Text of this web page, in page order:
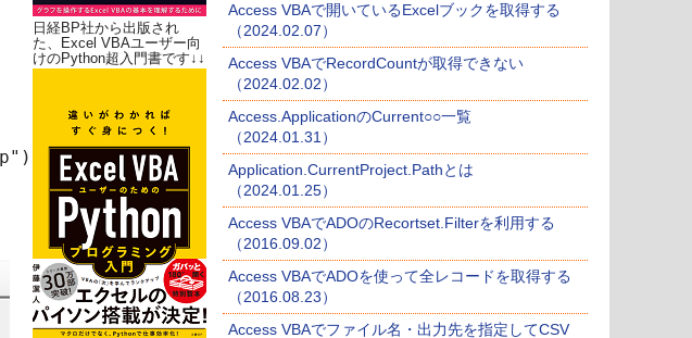
日経BP社から出版され
た、Excel VBAユーザー向
けのPython超入門書です↓↓
Access VBAで開いているExcelブックを取得する
（2024.02.07）
Access VBAでRecordCountが取得できない
（2024.02.02）
Access.ApplicationのCurrent○○一覧
（2024.01.31）
Application.CurrentProject.Pathとは
（2024.01.25）
Access VBAでADOのRecortset.Filterを利用する
（2016.09.02）
Access VBAでADOを使って全レコードを取得する
（2016.08.23）
Access VBAでファイル名・出力先を指定してCSV